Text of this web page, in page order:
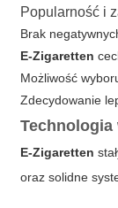
Popularność i
Brak
E-Zigaretten
Możliwość
Zdecydowanie
Technologia
E-Zigaretten
oraz solidne